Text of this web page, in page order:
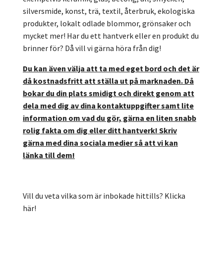
silversmide, konst, trä, textil, återbruk, ekologiska
produkter, lokalt odlade blommor, grönsaker och
mycket mer! Har du ett hantverk eller en produkt du
brinner för? Då vill vi gärna höra från dig!
Du kan även välja att ta med eget bord och det är
då kostnadsfritt att ställa ut på marknaden. Då
bokar du din plats smidigt och direkt genom att
dela med dig av dina kontaktuppgifter samt lite
information om vad du gör, gärna en liten snabb
rolig fakta om dig eller ditt hantverk! Skriv
gärna med dina sociala medier så att vi kan
länka till dem!
Vill du veta vilka som är inbokade hittills? Klicka
här!